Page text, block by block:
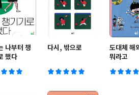
나부터 챙
했다
다시, 밖으로
도대체 해
뭐라고